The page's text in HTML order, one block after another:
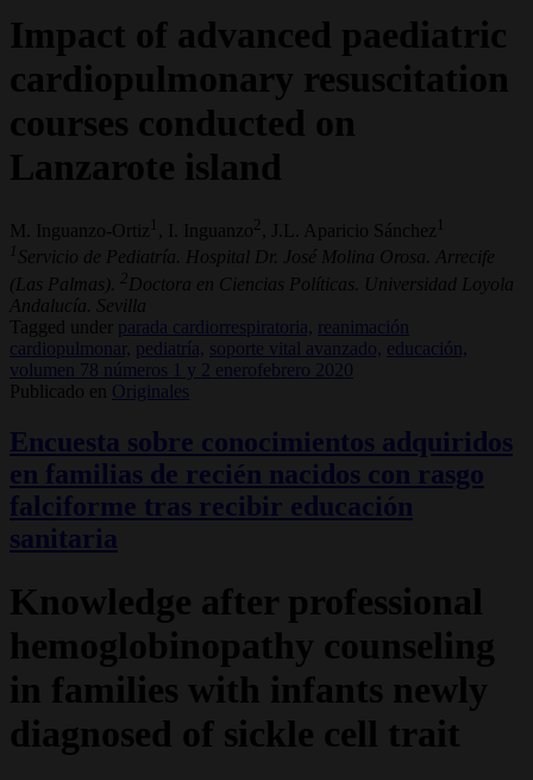
Impact of advanced paediatric
cardiopulmonary resuscitation
courses conducted on
Lanzarote island
M. Inguanzo-Ortiz 1 , I. Inguanzo , J.L. Aparicio Sánchez 1
1 Servicio de Pediatría. Hospital Dr. José Molina Orosa. Arrecife
(Las Palmas).
2 Doctora en Ciencias Políticas. Universidad Loyola
Andalucía. Sevilla
Tagged under
parada cardiorrespiratoria,
reanimación
cardiopulmonar,
pediatría, soporte vital avanzado, educación,
volumen 78 números 1 y 2 enerofebrero 2020
Publicado en
Originales
Encuesta sobre conocimientos adquiridos
en familias de recién nacidos con rasgo
falciforme tras recibir educación
sanitaria
Knowledge after professional
hemoglobinopathy counseling
in families with infants newly
diagnosed of sickle cell trait